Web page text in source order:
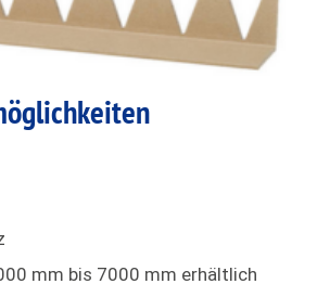
mm bis 7000 mm erhältlich